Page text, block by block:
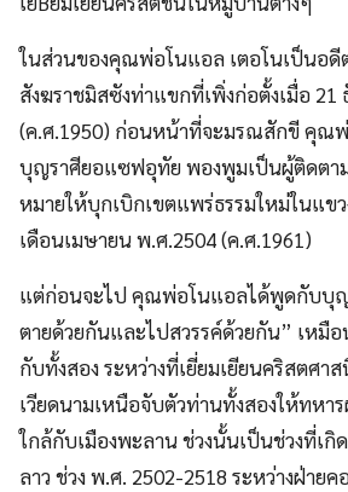
ในส่วนของคุณพ่อโนแอล เตอโนเป็นอดี
สังฆราชมิสซังท่าแขกที่เพิ่งก่อตั้งเมื่อ 21
(ค.ศ.1950) ก่อนหน้าที่จะมรณสักขี คุณ
บุญราศียอแซฟอุทัย พองพูมเป็นผู้ติดตา
หมายให้บุกเบิกเขตแพร่ธรรมใหม่ในแข
เดือนเมษายน พ.ศ.2504 (ค.ศ.1961)
แต่ก่อนจะไป คุณพ่อโนแอลได้พูดกับบุญ
ตายด้วยกันและไปสวรรค์ด้วยกัน” เหมือ
กับทั้งสอง ระหว่างที่เยี่ยมเยียนคริสตศา
เวียดนามเหนือจับตัวท่านทั้งสองให้ทหา
ใกล้กับเมืองพะลาน ช่วงนั้นเป็นช่วงที่เกิ
ลาว ช่วง พ.ศ. 2502-2518 ระหว่างฝ่าย